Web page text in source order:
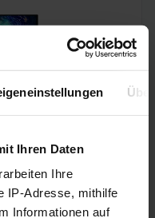
Ihren Daten
Ihre
IP-Adresse, mithilfe
Informationen auf
WQHD, 27", QD-OLED,
DCI-P3)